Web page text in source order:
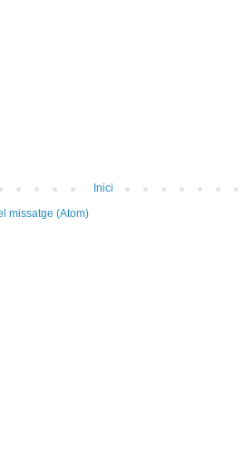
Inici
missatge (Atom)